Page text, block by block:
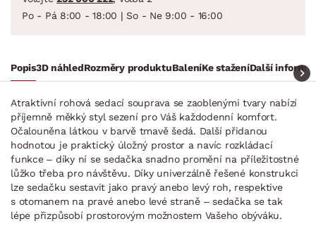
Po - Pá 8:00 - 18:00 | So - Ne 9:00 - 16:00
Popis3D náhledRozměry produktuBaleníKe staženíDalší
Atraktivní rohová sedací souprava se zaoblenými tvary nabízí
příjemně měkký styl sezení pro Váš každodenní komfort.
Očalouněna látkou v barvě tmavě šedá. Další přidanou
hodnotou je praktický úložný prostor a navíc rozkládací
funkce – díky ní se sedačka snadno promění na příležitostné
lůžko třeba pro návštěvu. Díky univerzálně řešené konstrukci
lze sedačku sestavit jako pravý anebo levý roh, respektive
s otomanem na pravé anebo levé straně – sedačka se tak
lépe přizpůsobí prostorovým možnostem Vašeho obýváku.